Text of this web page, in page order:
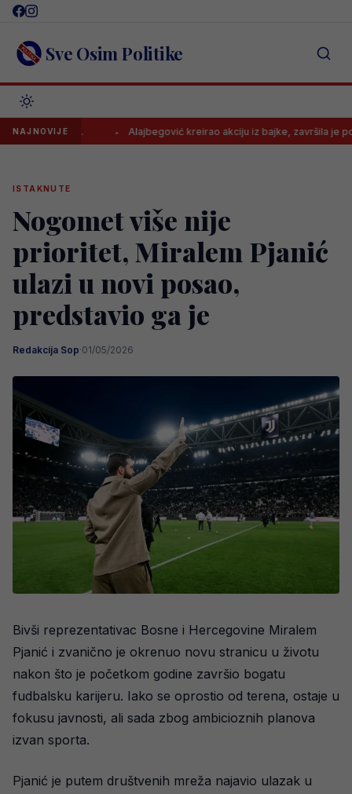
Skip
content Sve Osim Politike
NAJNOVIJE Alajbegović kreirao akciju iz bajke, završila je pogotkom
ISTAKNUTE
Nogomet više nije
prioritet, Miralem Pjanić
ulazi u novi posao,
predstavio ga je
Redakcija Sop·01/05/2026
Bivši reprezentativac Bosne i Hercegovine Miralem
Pjanić i zvanično je okrenuo novu stranicu u životu
nakon što je početkom godine završio bogatu
fudbalsku karijeru. Iako se oprostio od terena, ostaje u
fokusu javnosti, ali sada zbog ambicioznih planova
izvan sporta.
Pjanić je putem društvenih mreža najavio ulazak u